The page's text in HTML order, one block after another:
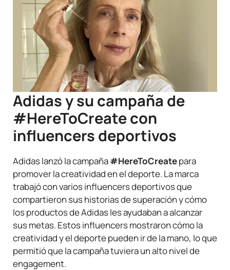
Adidas y su campaña de
#HereToCreate con
influencers deportivos
Adidas lanzó la campaña#HereToCreatepara
promover la creatividad en el deporte. La marca
trabajó con varios influencers deportivos que
compartieron sus historias de superación y cómo
los productos de Adidas les ayudaban a alcanzar
sus metas. Estos influencers mostraron cómo la
creatividad y el deporte pueden ir de la mano, lo que
permitió que la campaña tuviera un alto nivel de
engagement.